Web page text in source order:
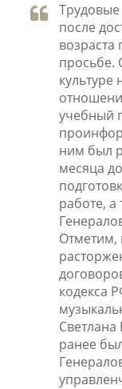
после
просьбе.
культуре
учебный
ним был
месяца
работе,
Отметим,
кодекса
Светлана
ранее